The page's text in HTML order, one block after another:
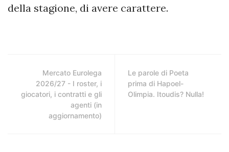
della stagione, di avere carattere.
Mercato Eurolega
2026/27 - I roster, i
giocatori, i contratti e gli
agenti (in
aggiornamento)
Le parole di Poeta
prima di Hapoel-
Olimpia. Itoudis? Nulla!